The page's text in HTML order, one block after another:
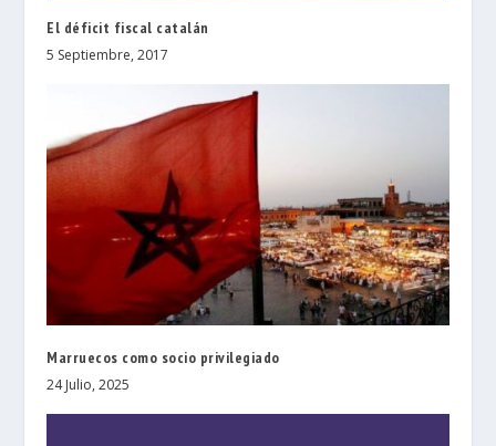
El déficit fiscal catalán
5 Septiembre, 2017
Marruecos como socio privilegiado
24 Julio, 2025